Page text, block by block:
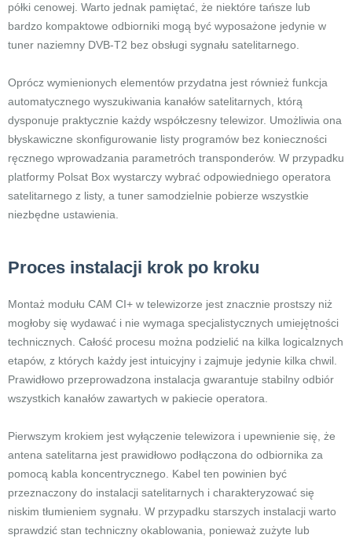
półki cenowej. Warto jednak pamiętać, że niektóre tańsze lub
bardzo kompaktowe odbiorniki mogą być wyposażone jedynie w
tuner naziemny DVB-T2 bez obsługi sygnału satelitarnego.
Oprócz wymienionych elementów przydatna jest również funkcja
automatycznego wyszukiwania kanałów satelitarnych, którą
dysponuje praktycznie każdy współczesny telewizor. Umożliwia ona
błyskawiczne skonfigurowanie listy programów bez konieczności
ręcznego wprowadzania parametróch transponderów. W przypadku
platformy Polsat Box wystarczy wybrać odpowiedniego operatora
satelitarnego z listy, a tuner samodzielnie pobierze wszystkie
niezbędne ustawienia.
Proces instalacji krok po kroku
Montaż modułu CAM CI+ w telewizorze jest znacznie prostszy niż
mogłoby się wydawać i nie wymaga specjalistycznych umiejętności
technicznych. Całość procesu można podzielić na kilka logicalznych
etapów, z których każdy jest intuicyjny i zajmuje jedynie kilka chwil.
Prawidłowo przeprowadzona instalacja gwarantuje stabilny odbiór
wszystkich kanałów zawartych w pakiecie operatora.
Pierwszym krokiem jest wyłączenie telewizora i upewnienie się, że
antena satelitarna jest prawidłowo podłączona do odbiornika za
pomocą kabla koncentrycznego. Kabel ten powinien być
przeznaczony do instalacji satelitarnych i charakteryzować się
niskim tłumieniem sygnału. W przypadku starszych instalacji warto
sprawdzić stan techniczny okablowania, ponieważ zużyte lub